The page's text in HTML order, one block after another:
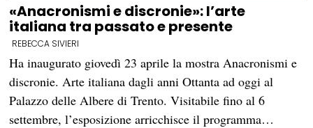
«Anacronismi e discronie»: l’arte
italiana tra passato e presente
REBECCA SIVIERI
Ha inaugurato giovedì 23 aprile la mostra Anacronismi e
discronie. Arte italiana dagli anni Ottanta ad oggi al
Palazzo delle Albere di Trento. Visitabile fino al 6
settembre, l’esposizione arricchisce il programma…